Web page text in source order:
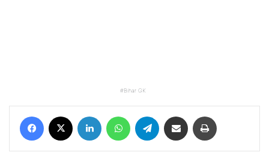
Bihar GK
Facebook LinkedIn WhatsAppTelegram Share via Email